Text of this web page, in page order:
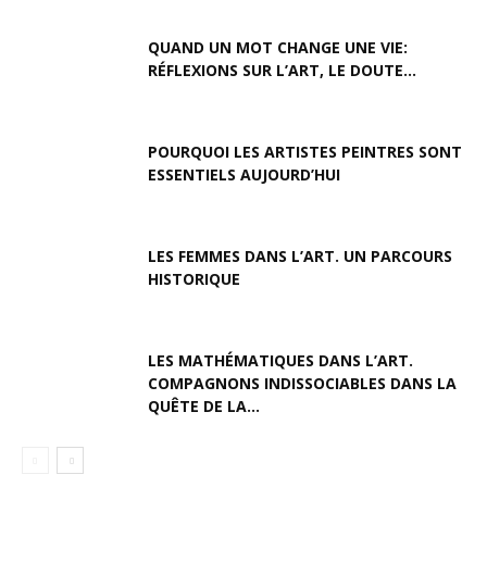
QUAND UN MOT CHANGE UNE VIE:
RÉFLEXIONS SUR L’ART, LE DOUTE...
POURQUOI LES ARTISTES PEINTRES SONT
ESSENTIELS AUJOURD’HUI
LES FEMMES DANS L’ART. UN PARCOURS
HISTORIQUE
LES MATHÉMATIQUES DANS L’ART.
COMPAGNONS INDISSOCIABLES DANS LA
QUÊTE DE LA...